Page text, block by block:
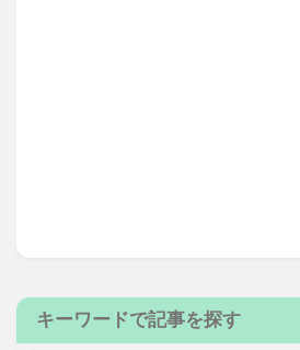
キーワードで記事を探す